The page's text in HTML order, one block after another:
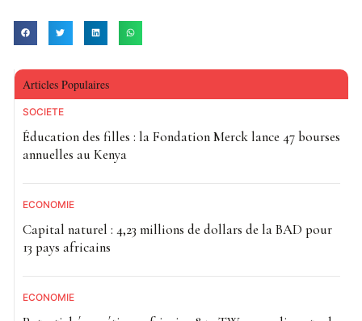
Articles Populaires
SOCIETE
Éducation des filles : la Fondation Merck lance 47 bourses
annuelles au Kenya
ECONOMIE
Capital naturel : 4,23 millions de dollars de la BAD pour
13 pays africains
ECONOMIE